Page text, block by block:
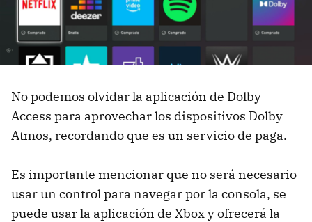
No podemos olvidar la aplicación de Dolby
Access para aprovechar los dispositivos Dolby
Atmos, recordando que es un servicio de paga.
Es importante mencionar que no será necesario
usar un control para navegar por la consola, se
puede usar la aplicación de Xbox y ofrecerá la